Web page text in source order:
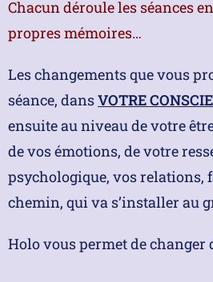
Chacun déroule les séances
propres mémoires…
Les changements que vous
séance, dansVOTRE
ensuite au niveau de votre
de vos émotions, de votre
psychologique, vos relations,
chemin, qui va s’installer au
Holo vous permet de changer